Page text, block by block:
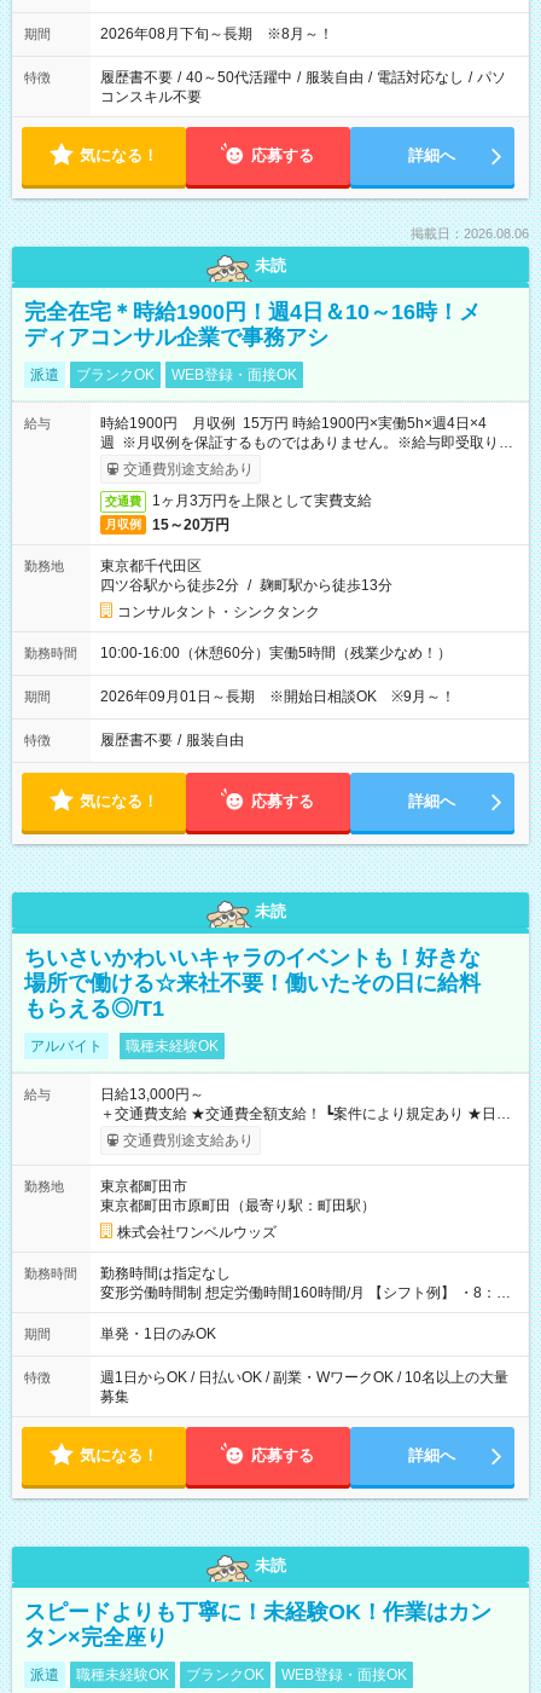
期間 2026年08月下旬～長期 ※8月～！
特徴 履歴書不要 / 40～50代活躍中 / 服装自由 / 電話対応なし / パソ
コンスキル不要
気になる！ 応募する 詳細へ
掲載日：2026.08.06
未読
完全在宅＊時給1900円！週4日＆10～16時！メ
ディアコンサル企業で事務アシ
派遣 ブランクOK WEB登録・面接OK
給与
時給1900円 月収例 15万円 時給1900円×実働5h×週4日×4
週 ※月収例を保証するものではありません。※給与即受取りサ
ービス利用可（利用条件有）
交通費別途支給あり
交通費 1ヶ月3万円を上限として実費支給
月収例 15～20万円
勤務地
東京都千代田区
四ツ谷駅から徒歩2分 / 麹町駅から徒歩13分
コンサルタント・シンクタンク
勤務時間 10:00-16:00（休憩60分）実働5時間（残業少なめ！）
期間 2026年09月01日～長期 ※開始日相談OK ※9月～！
特徴 履歴書不要 / 服装自由
気になる！ 応募する 詳細へ
未読
ちいさいかわいいキャラのイベントも！好きな
場所で働ける☆来社不要！働いたその日に給料
もらえる◎/T1
アルバイト 職種未経験OK
給与
日給13,000円～
＋交通費支給 ★交通費全額支給！ ┗案件により規定あり ★日払
いOK！（規定あり） ┗働いたその日に現金GET♪ お仕事後はコ
ンビニATMから 日払い分を引き落とせます！ 【試用期間】試
交通費別途支給あり
勤務地
東京都町田市
東京都町田市原町田（最寄り駅：町田駅）
株式会社ワンベルウッズ
勤務時間
勤務時間は指定なし
変形労働時間制 想定労働時間160時間/月 【シフト例】 ・8：00
～21：00
期間 単発・1日のみOK
特徴
週1日からOK / 日払いOK / 副業・WワークOK / 10名以上の大量
募集
気になる！ 応募する 詳細へ
未読
スピードよりも丁寧に！未経験OK！作業はカン
タン×完全座り
派遣 職種未経験OK ブランクOK WEB登録・面接OK